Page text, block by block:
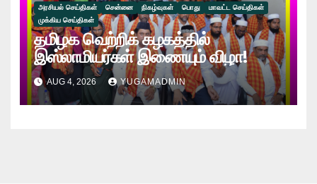
அரசியல் செய்திகள் சென்னை நிகழ்வுகள் பொது
மாவட்ட செய்திகள்
முக்கிய செய்திகள்
தமிழக வெற்றிக் கழகத்தில்
இஸ்லாமியர்கள் இணையும் விழா!
AUG 4, 2026 YUGAMADMIN